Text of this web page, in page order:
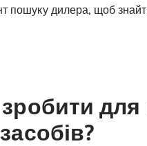
пошуку дилера, щоб
для